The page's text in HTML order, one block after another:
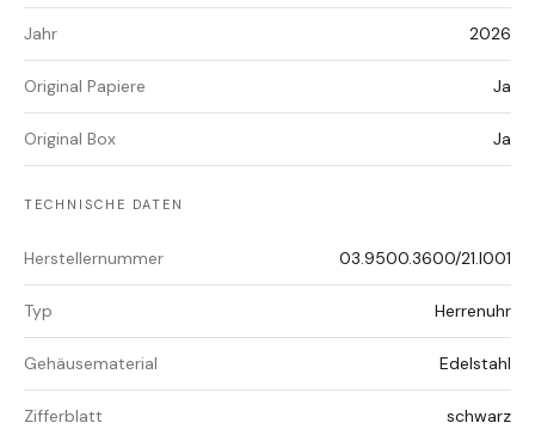
Jahr 2026
Original Papiere Ja
Original Box Ja
TECHNISCHE DATEN
Herstellernummer 03.9500.3600/21.I001
Typ Herrenuhr
Gehäusematerial Edelstahl
Zifferblatt schwarz